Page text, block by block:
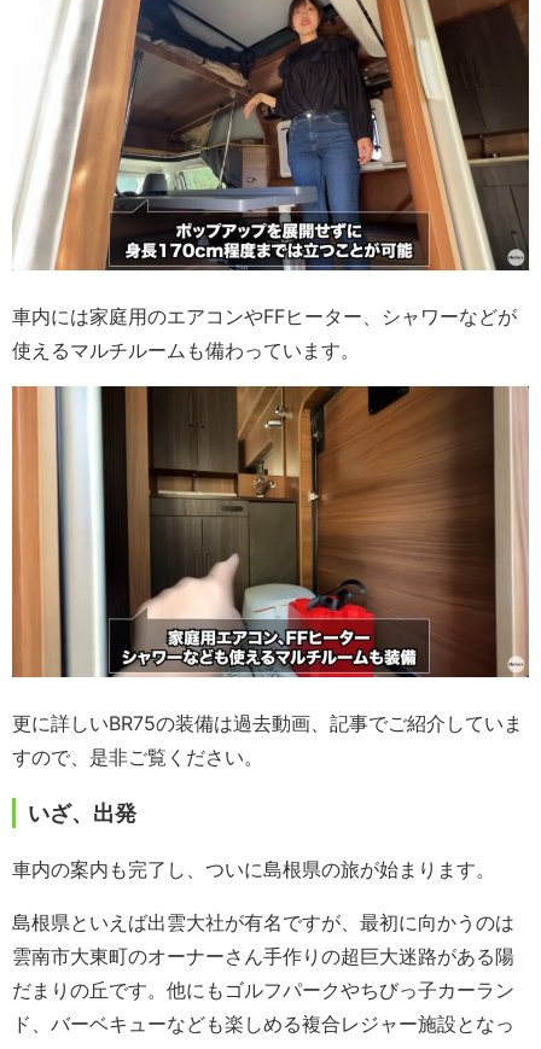
車内には家庭用のエアコンやFFヒーター、シャワーなどが
使えるマルチルームも備わっています。
更に詳しいBR75の装備は過去動画、記事でご紹介していま
すので、是非ご覧ください。
いざ、出発
車内の案内も完了し、ついに島根県の旅が始まります。
島根県といえば出雲大社が有名ですが、最初に向かうのは
雲南市大東町のオーナーさん手作りの超巨大迷路がある陽
だまりの丘です。他にもゴルフパークやちびっ子カーラン
ド、バーベキューなども楽しめる複合レジャー施設となっ